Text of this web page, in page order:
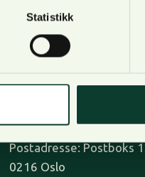
Statistikk
Lilleakerveien 31,
Postadresse: Postboks
0216 Oslo